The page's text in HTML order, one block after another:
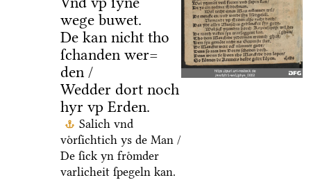
wege buwet.
De kan nicht tho
ſchanden wer=
den /
Wedder dort noch
hyr vp Erden.
Salich vnd
voͤrſichtich ys de Man /
De ſick yn froͤmder
varlicheit ſpegeln kan.